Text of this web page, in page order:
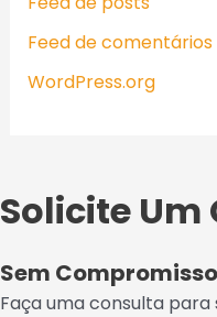
Feed de comentários
WordPress.org
Solicite
Sem Compromisso
Faça uma consulta